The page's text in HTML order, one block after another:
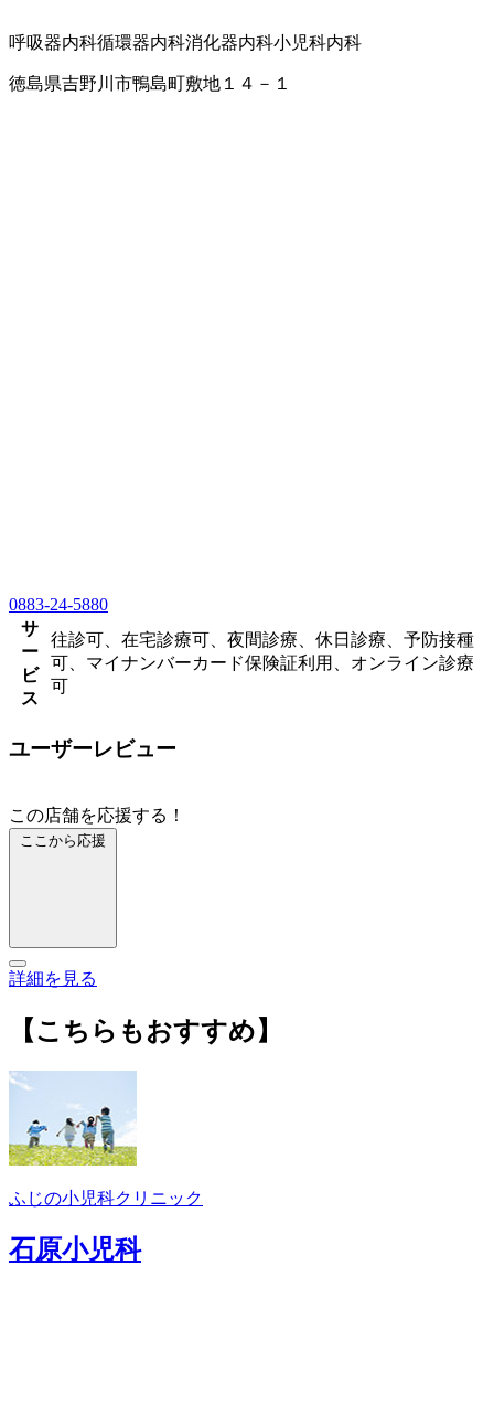
呼吸器内科循環器内科消化器内科小児科内科
徳島県吉野川市鴨島町敷地１４－１
0883-24-5880
サ
ー
ビ
ス
往診可、在宅診療可、夜間診療、休日診療、予防接種
可、マイナンバーカード保険証利用、オンライン診療
可
ユーザーレビュー
この店舗を応援する！
ここから応援
詳細を見る
【こちらもおすすめ】
ふじの小児科クリニック
石原小児科